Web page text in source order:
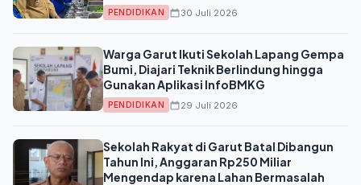
PENDIDIKAN 30 Juli 2026
Warga Garut Ikuti Sekolah Lapang Gempa
Bumi, Diajari Teknik Berlindung hingga
Gunakan Aplikasi InfoBMKG
PENDIDIKAN 29 Juli 2026
Sekolah Rakyat di Garut Batal Dibangun
Tahun Ini, Anggaran Rp250 Miliar
Mengendap karena Lahan Bermasalah